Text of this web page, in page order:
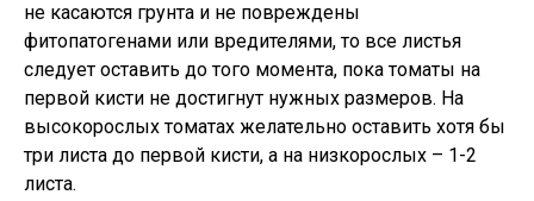
не касаются грунта и не повреждены
фитопатогенами или вредителями, то все листья
следует оставить до того момента, пока томаты на
первой кисти не достигнут нужных размеров. На
высокорослых томатах желательно оставить хотя бы
три листа до первой кисти, а на низкорослых – 1-2
листа.